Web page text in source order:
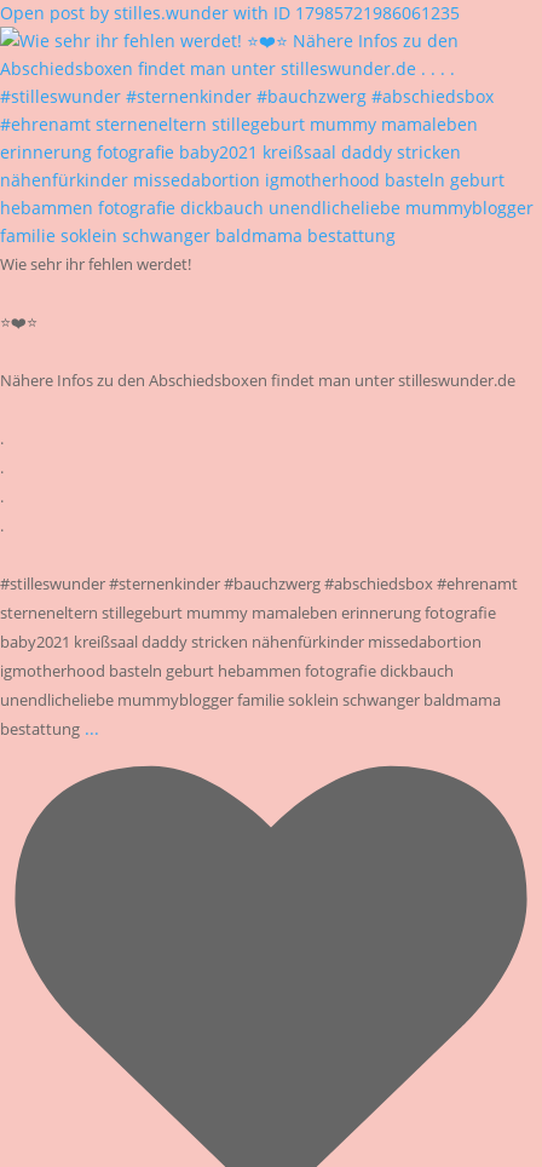
Open post by stilles.wunder with ID 17985721986061235
Wie sehr ihr fehlen werdet!
⭐❤️⭐
Nähere Infos zu den Abschiedsboxen findet man unter stilleswunder.de
.
.
.
.
#stilleswunder #sternenkinder #bauchzwerg #abschiedsbox #ehrenamt
sterneneltern stillegeburt mummy mamaleben erinnerung fotografie
baby2021 kreißsaal daddy stricken nähenfürkinder missedabortion
igmotherhood basteln geburt hebammen fotografie dickbauch
unendlicheliebe mummyblogger familie soklein schwanger baldmama
bestattung ...